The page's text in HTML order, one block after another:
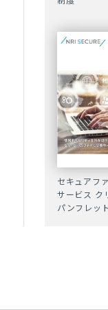
セキュアフ
サービス ク
パンフレット